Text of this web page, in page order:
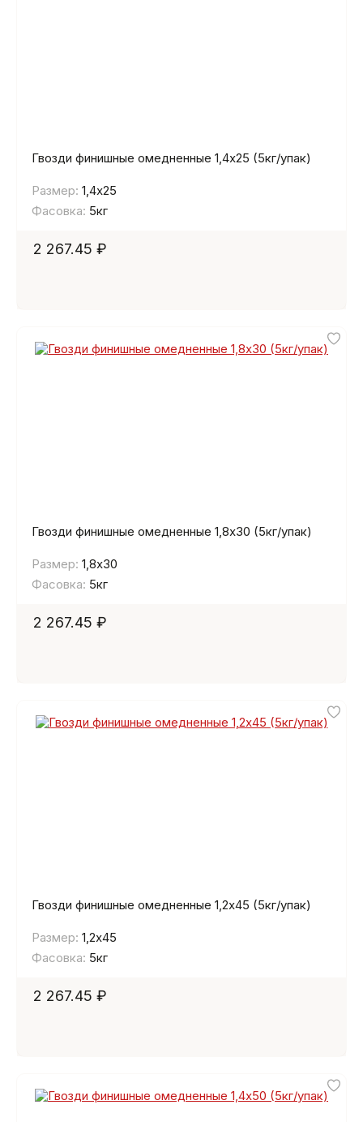
Гвозди финишные омедненные 1,4х25 (5кг/упак)
Размер: 1,4х25
Фасовка: 5кг
2 267.45 ₽
Гвозди финишные омедненные 1,8х30 (5кг/упак)
Размер: 1,8х30
Фасовка: 5кг
2 267.45 ₽
Гвозди финишные омедненные 1,2х45 (5кг/упак)
Размер: 1,2х45
Фасовка: 5кг
2 267.45 ₽